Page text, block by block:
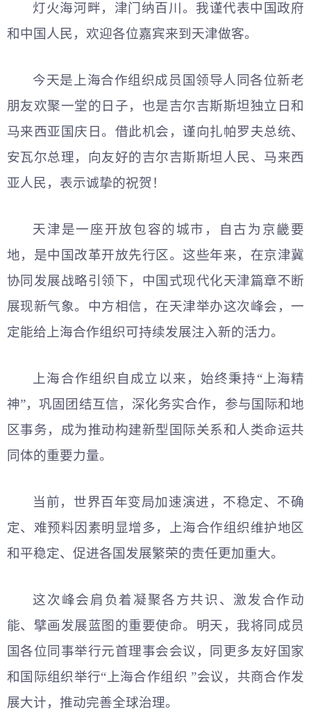
灯火海河畔，津门纳百川。我谨代表中国政府
和中国人民，欢迎各位嘉宾来到天津做客。
今天是上海合作组织成员国领导人同各位新老
朋友欢聚一堂的日子，也是吉尔吉斯斯坦独立日和
马来西亚国庆日。借此机会，谨向扎帕罗夫总统、
安瓦尔总理，向友好的吉尔吉斯斯坦人民、马来西
亚人民，表示诚挚的祝贺！
天津是一座开放包容的城市，自古为京畿要
地，是中国改革开放先行区。这些年来，在京津冀
协同发展战略引领下，中国式现代化天津篇章不断
展现新气象。中方相信，在天津举办这次峰会，一
定能给上海合作组织可持续发展注入新的活力。
上海合作组织自成立以来，始终秉持“上海精
神”，巩固团结互信，深化务实合作，参与国际和地
区事务，成为推动构建新型国际关系和人类命运共
同体的重要力量。
当前，世界百年变局加速演进，不稳定、不确
定、难预料因素明显增多，上海合作组织维护地区
和平稳定、促进各国发展繁荣的责任更加重大。
这次峰会肩负着凝聚各方共识、激发合作动
能、擘画发展蓝图的重要使命。明天，我将同成员
国各位同事举行元首理事会会议，同更多友好国家
和国际组织举行“上海合作组织 ”会议，共商合作发
展大计，推动完善全球治理。